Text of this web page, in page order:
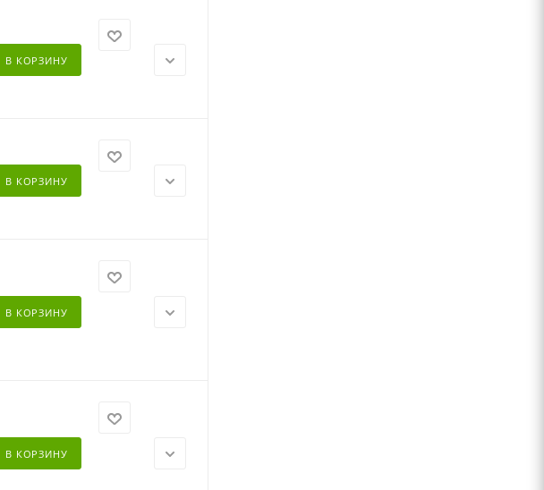
В КОРЗИНУ
В КОРЗИНУ
В КОРЗИНУ
В КОРЗИНУ